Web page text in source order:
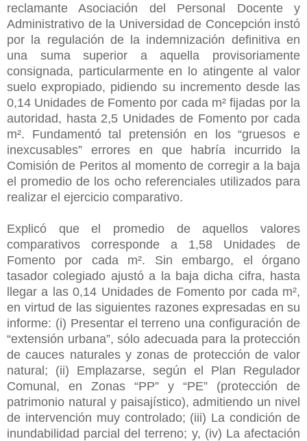
reclamante Asociación del Personal Docente y
Administrativo de la Universidad de Concepción instó
por la regulación de la indemnización definitiva en
una suma superior a aquella provisoriamente
consignada, particularmente en lo atingente al valor
suelo expropiado, pidiendo su incremento desde las
0,14 Unidades de Fomento por cada m² fijadas por la
autoridad, hasta 2,5 Unidades de Fomento por cada
m². Fundamentó tal pretensión en los “gruesos e
inexcusables” errores en que habría incurrido la
Comisión de Peritos al momento de corregir a la baja
el promedio de los ocho referenciales utilizados para
realizar el ejercicio comparativo.
Explicó que el promedio de aquellos valores
comparativos corresponde a 1,58 Unidades de
Fomento por cada m². Sin embargo, el órgano
tasador colegiado ajustó a la baja dicha cifra, hasta
llegar a las 0,14 Unidades de Fomento por cada m²,
en virtud de las siguientes razones expresadas en su
informe: (i) Presentar el terreno una configuración de
“extensión urbana”, sólo adecuada para la protección
de cauces naturales y zonas de protección de valor
natural; (ii) Emplazarse, según el Plan Regulador
Comunal, en Zonas “PP” y “PE” (protección de
patrimonio natural y paisajístico), admitiendo un nivel
de intervención muy controlado; (iii) La condición de
inundabilidad parcial del terreno; y, (iv) La afectación